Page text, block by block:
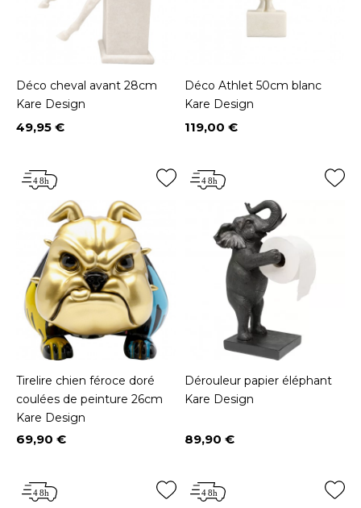
Déco cheval avant 28cm
Kare Design
Prix
49,95 €
Déco Athlet 50cm blanc
Kare Design
Prix
119,00 €
Tirelire chien féroce doré
coulées de peinture 26cm
Kare Design
Prix
69,90 €
Dérouleur papier éléphant
Kare Design
Prix
89,90 €